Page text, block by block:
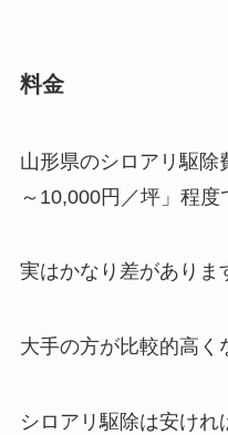
料金
山形県のシロアリ駆除
～10,000円／坪」程度
実はかなり差がありま
大手の方が比較的高く
シロアリ駆除は安けれ